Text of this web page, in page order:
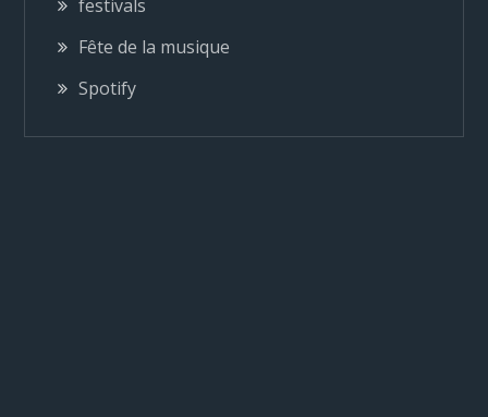
n
d
e
festivals
Fête de la musique
Spotify